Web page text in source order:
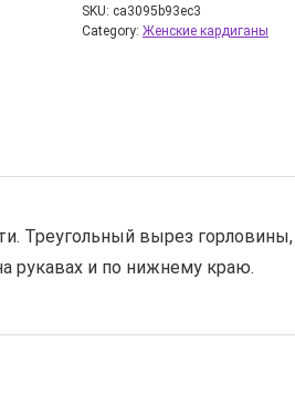
SKU: ca3095b93ec3
Category: Женские кардиганы
Треугольный вырез
рукавах и по нижнему краю.